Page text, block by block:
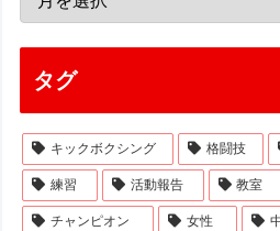
タグ
キックボクシング 格闘技
練習 活動報告 教室
チャンピオン 女性